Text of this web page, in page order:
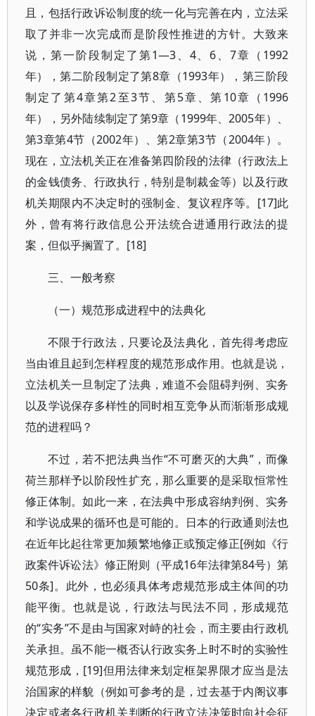
且，包括行政诉讼制度的统一化与完善在内，立法采
取了并非一次完成而是阶段性推进的方针。大致来
说，第一阶段制定了第1—3、4、6、7章（1992
年），第二阶段制定了第8章（1993年），第三阶段
制定了第4章第2至3节、第5章、第10章（1996
年），另外陆续制定了第9章（1999年、2005年）、
第3章第4节（2002年）、第2章第3节（2004年）。
现在，立法机关正在准备第四阶段的法律（行政法上
的金钱债务、行政执行，特别是制裁金等）以及行政
机关期限内不决定时的强制金、复议程序等。[17]此
外，曾有将行政信息公开法统合进通用行政法的提
案，但似乎搁置了。[18]
三、一般考察
（一）规范形成进程中的法典化
不限于行政法，只要论及法典化，首先得考虑应
当由谁且起到怎样程度的规范形成作用。也就是说，
立法机关一旦制定了法典，难道不会阻碍判例、实务
以及学说保存多样性的同时相互竞争从而渐渐形成规
范的进程吗？
不过，若不把法典当作“不可磨灭的大典”，而像
荷兰那样予以阶段性扩充，那么重要的是采取恒常性
修正体制。如此一来，在法典中形成容纳判例、实务
和学说成果的循环也是可能的。日本的行政通则法也
在近年比起往常更加频繁地修正或预定修正[例如《行
政案件诉讼法》修正附则（平成16年法律第84号）第
50条]。此外，也必须具体考虑规范形成主体间的功
能平衡。也就是说，行政法与民法不同，形成规范
的“实务”不是由与国家对峙的社会，而主要由行政机
关承担。虽不能一概否认行政实务上时不时的实验性
规范形成，[19]但用法律来划定框架界限才应当是法
治国家的样貌（例如可参考的是，过去基于内阁议事
决定或者各行政机关判断的行政立法决策时向社会征